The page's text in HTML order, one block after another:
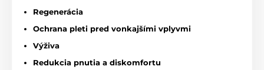
Regenerácia
Ochrana pleti pred vonkajšími vplyvmi
Výživa
Redukcia pnutia a diskomfortu